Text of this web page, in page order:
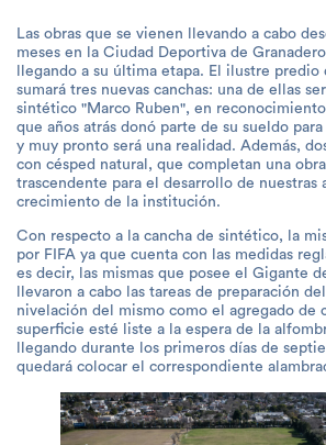
Las obras que se vienen llevando a cabo
meses en la Ciudad Deportiva de
llegando a su última etapa. El ilustre
sumará tres nuevas canchas: una de ellas
sintético "Marco Ruben", en
que años atrás donó parte de su sueldo
y muy pronto será una realidad. Además,
con césped natural, que completan una
trascendente para el desarrollo de nuestras
crecimiento de la institución.
Con respecto a la cancha de sintético, la
por FIFA ya que cuenta con las medidas
es decir, las mismas que posee el Gigante
llevaron a cabo las tareas de preparación
nivelación del mismo como el agregado de
superficie esté liste a la espera de la
llegando durante los primeros días de
quedará colocar el correspondiente